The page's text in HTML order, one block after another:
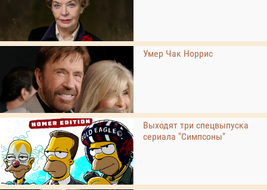
Умер Чак Норрис
Выходят три спецвыпуска
сериала "Симпсоны"